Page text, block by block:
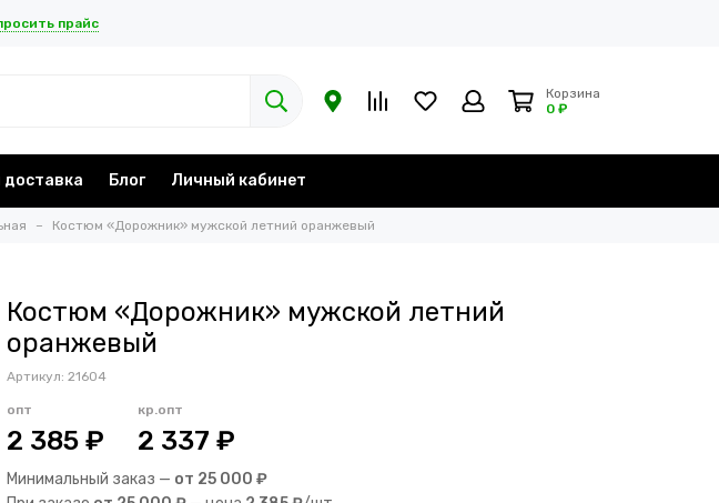
прайс
Корзина
0 ₽
доставка Блог Личный кабинет
Костюм «Дорожник» мужской летний оранжевый
Костюм «Дорожник» мужской летний
оранжевый
Артикул: 21604
опт
2 385 ₽
кр.опт
2 337 ₽
Минимальный заказ — от 25 000 ₽